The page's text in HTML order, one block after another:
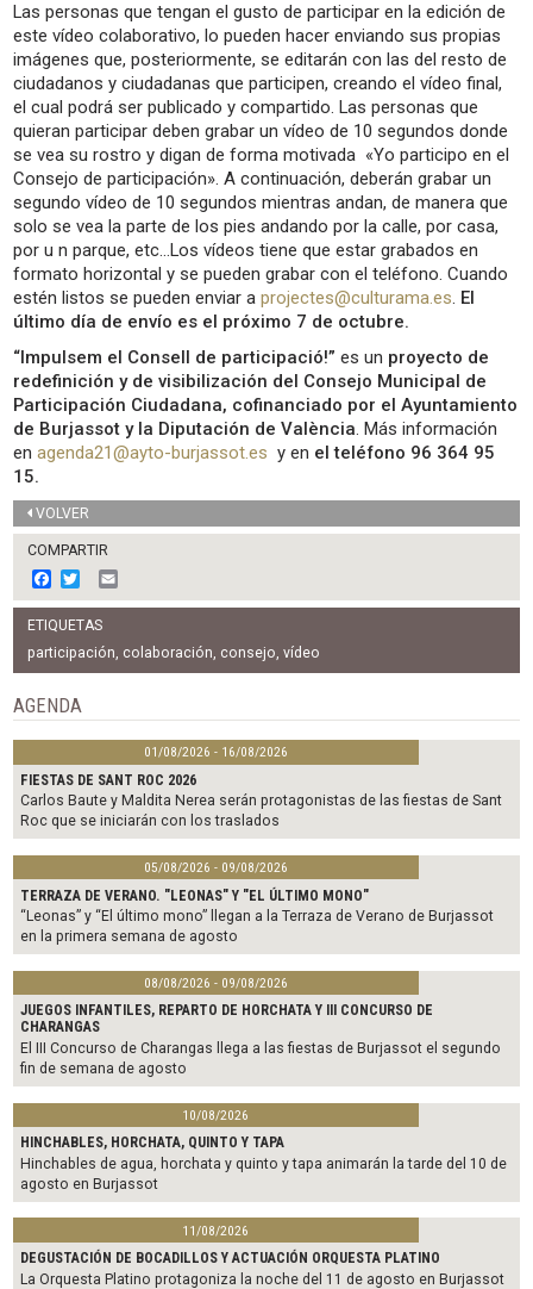
Las personas que tengan el gusto de participar en la edición de
este vídeo colaborativo, lo pueden hacer enviando sus propias
imágenes que, posteriormente, se editarán con las del resto de
ciudadanos y ciudadanas que participen, creando el vídeo final,
el cual podrá ser publicado y compartido. Las personas que
quieran participar deben grabar un vídeo de 10 segundos donde
se vea su rostro y digan de forma motivada «Yo participo en el
Consejo de participación». A continuación, deberán grabar un
segundo vídeo de 10 segundos mientras andan, de manera que
solo se vea la parte de los pies andando por la calle, por casa,
por u n parque, etc…Los vídeos tiene que estar grabados en
formato horizontal y se pueden grabar con el teléfono. Cuando
estén listos se pueden enviar aprojectes@culturama.es. El
último día de envío es el próximo 7 de octubre.
“Impulsem el Consell de participació!” es un proyecto de
redefinición y de visibilización del Consejo Municipal de
Participación Ciudadana, cofinanciado por el Ayuntamiento
de Burjassot y la Diputación de València. Más información
enagenda21@ayto-burjassot.es y en el teléfono 96 364 95
15.
VOLVER
COMPARTIR
F
a
c
e
b
o
o
k
w
i
t
t
e
m
ETIQUETAS
participación, colaboración, consejo,vídeo
AGENDA
01/08/2026 - 16/08/2026
FIESTAS DE SANT ROC 2026
Carlos Baute y Maldita Nerea serán protagonistas de las fiestas de Sant
Roc que se iniciarán con los traslados
05/08/2026 - 09/08/2026
TERRAZA DE VERANO. "LEONAS" Y "EL ÚLTIMO MONO"
“Leonas” y “El último mono” llegan a la Terraza de Verano de Burjassot
en la primera semana de agosto
08/08/2026 - 09/08/2026
JUEGOS INFANTILES, REPARTO DE HORCHATA Y III CONCURSO DE
CHARANGAS
El III Concurso de Charangas llega a las fiestas de Burjassot el segundo
fin de semana de agosto
10/08/2026
HINCHABLES, HORCHATA, QUINTO Y TAPA
Hinchables de agua, horchata y quinto y tapa animarán la tarde del 10 de
agosto en Burjassot
11/08/2026
DEGUSTACIÓN DE BOCADILLOS Y ACTUACIÓN ORQUESTA PLATINO
La Orquesta Platino protagoniza la noche del 11 de agosto en Burjassot